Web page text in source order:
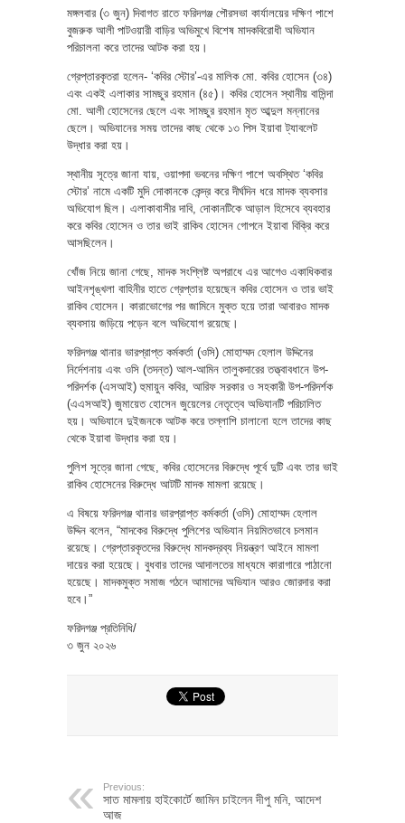
মঙ্গলবার (৩ জুন) দিবাগত রাতে ফরিদগঞ্জ পৌরসভা কার্যালয়ের দক্ষিণ পাশে
বুজরুক আলী পাটওয়ারী বাড়ির অভিমুখে বিশেষ মাদকবিরোধী অভিযান
পরিচালনা করে তাদের আটক করা হয়।
গ্রেপ্তারকৃতরা হলেন- ‘কবির স্টোর’-এর মালিক মো. কবির হোসেন (৩৪)
এবং একই এলাকার সামছুর রহমান (৪৫)। কবির হোসেন স্থানীয় বাসিন্দা
মো. আলী হোসেনের ছেলে এবং সামছুর রহমান মৃত আব্দুল মন্নানের
ছেলে। অভিযানের সময় তাদের কাছ থেকে ১৩ পিস ইয়াবা ট্যাবলেট
উদ্ধার করা হয়।
স্থানীয় সূত্রে জানা যায়, ওয়াপদা ভবনের দক্ষিণ পাশে অবস্থিত ‘কবির
স্টোর’ নামে একটি মুদি দোকানকে কেন্দ্র করে দীর্ঘদিন ধরে মাদক ব্যবসার
অভিযোগ ছিল। এলাকাবাসীর দাবি, দোকানটিকে আড়াল হিসেবে ব্যবহার
করে কবির হোসেন ও তার ভাই রাকিব হোসেন গোপনে ইয়াবা বিক্রি করে
আসছিলেন।
খোঁজ নিয়ে জানা গেছে, মাদক সংশ্লিষ্ট অপরাধে এর আগেও একাধিকবার
আইনশৃঙ্খলা বাহিনীর হাতে গ্রেপ্তার হয়েছেন কবির হোসেন ও তার ভাই
রাকিব হোসেন। কারাভোগের পর জামিনে মুক্ত হয়ে তারা আবারও মাদক
ব্যবসায় জড়িয়ে পড়েন বলে অভিযোগ রয়েছে।
ফরিদগঞ্জ থানার ভারপ্রাপ্ত কর্মকর্তা (ওসি) মোহাম্মদ হেলাল উদ্দিনের
নির্দেশনায় এবং ওসি (তদন্ত) আল-আমিন তালুকদারের তত্ত্বাবধানে উপ-
পরিদর্শক (এসআই) হুমায়ুন কবির, আরিফ সরকার ও সহকারী উপ-পরিদর্শক
(এএসআই) জুমায়েত হোসেন জুয়েলের নেতৃত্বে অভিযানটি পরিচালিত
হয়। অভিযানে দুইজনকে আটক করে তল্লাশি চালানো হলে তাদের কাছ
থেকে ইয়াবা উদ্ধার করা হয়।
পুলিশ সূত্রে জানা গেছে, কবির হোসেনের বিরুদ্ধে পূর্বে দুটি এবং তার ভাই
রাকিব হোসেনের বিরুদ্ধে আটটি মাদক মামলা রয়েছে।
এ বিষয়ে ফরিদগঞ্জ থানার ভারপ্রাপ্ত কর্মকর্তা (ওসি) মোহাম্মদ হেলাল
উদ্দিন বলেন, “মাদকের বিরুদ্ধে পুলিশের অভিযান নিয়মিতভাবে চলমান
রয়েছে। গ্রেপ্তারকৃতদের বিরুদ্ধে মাদকদ্রব্য নিয়ন্ত্রণ আইনে মামলা
দায়ের করা হয়েছে। বুধবার তাদের আদালতের মাধ্যমে কারাগারে পাঠানো
হয়েছে। মাদকমুক্ত সমাজ গঠনে আমাদের অভিযান আরও জোরদার করা
হবে।”
ফরিদগঞ্জ প্রতিনিধি/
৩ জুন ২০২৬
Previous:
সাত মামলায় হাইকোর্টে জামিন চাইলেন দীপু মনি, আদেশ
আজ